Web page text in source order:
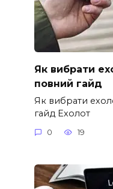
Як вибрати
повний гайд
Як вибрати
гайд Ехолот
0 19